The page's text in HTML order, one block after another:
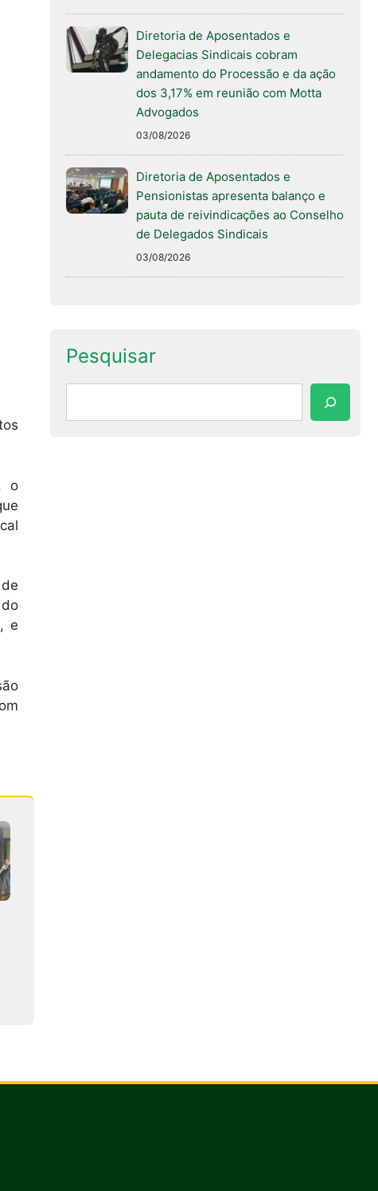
o
e
Diretoria de Aposentados e
Delegacias Sindicais cobram
andamento do Processão e da ação
dos 3,17% em reunião com Motta
Advogados
03/08/2026
Diretoria de Aposentados e
Pensionistas apresenta balanço e
pauta de reivindicações ao Conselho
de Delegados Sindicais
03/08/2026
Pesquisar